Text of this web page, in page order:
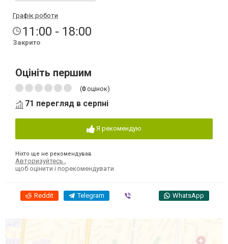
Графік роботи
11:00 - 18:00
Закрито
Оцініть першим
(0 оцінок)
71 перегляд в серпні
Я рекомендую
Ніхто ще не рекомендував
Авторизуйтесь
щоб оцінити і порекомендувати
Reddit Telegram WhatsApp